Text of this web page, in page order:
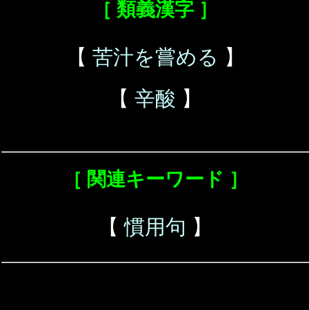
［ 類義漢字 ］
【 苦汁を嘗める 】
【 辛酸 】
［ 関連キーワード ］
【慣用句 】